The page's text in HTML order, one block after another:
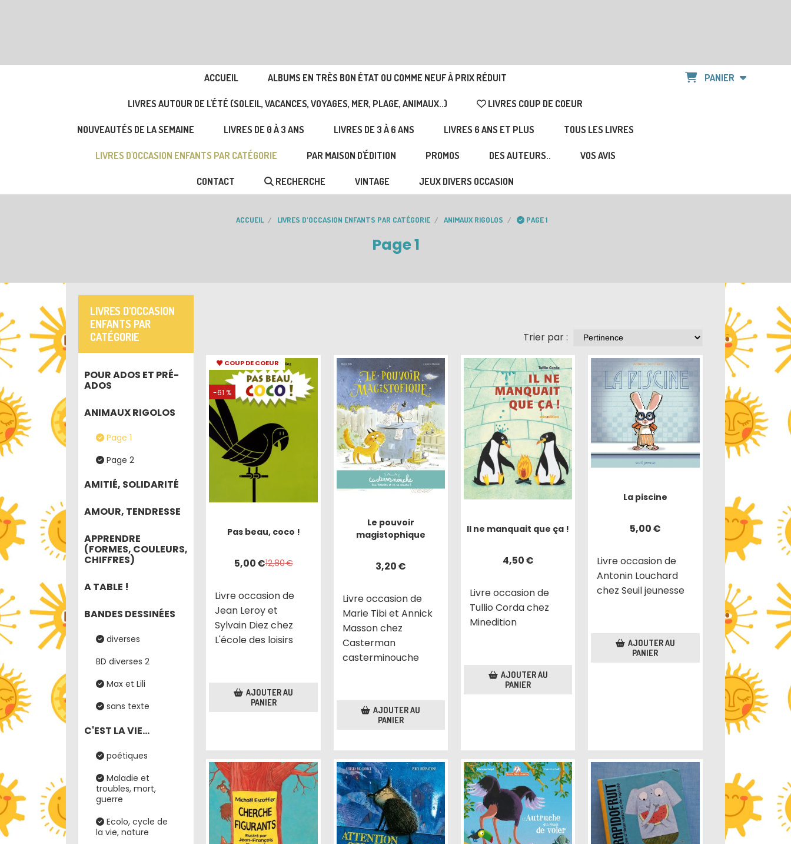
ACCUEIL ALBUMS EN TRÈS BON ÉTAT OU COMME NEUF À PRIX RÉDUIT
LIVRES AUTOUR DE L'ÉTÉ (SOLEIL, VACANCES, VOYAGES, MER, PLAGE, ANIMAUX..) LIVRES COUP DE COEUR
NOUVEAUTÉS DE LA SEMAINE LIVRES DE 0 À 3 ANS LIVRES DE 3 À 6 ANS LIVRES 6 ANS ET PLUS TOUS LES LIVRES
LIVRES D'OCCASION ENFANTS PAR CATÉGORIE PAR MAISON D'ÉDITION PROMOS DES AUTEURS.. VOS AVIS
CONTACT RECHERCHE VINTAGE JEUX DIVERS OCCASION
PANIER
LIVRES D'OCCASION
ENFANTS PAR
CATÉGORIE
POUR ADOS ET PRÉ-
ADOS
ANIMAUX RIGOLOS
Page 1
Page 2
AMITIÉ, SOLIDARITÉ
AMOUR, TENDRESSE
APPRENDRE
(FORMES, COULEURS,
CHIFFRES)
A TABLE !
BANDES DESSINÉES
diverses
BD diverses 2
Max et Lili
sans texte
C'EST LA VIE...
poétiques
Maladie et
troubles, mort,
guerre
Ecolo, cycle de
la vie, nature
ACCUEIL LIVRES D'OCCASION ENFANTS PAR CATÉGORIE ANIMAUX RIGOLOS PAGE 1
Page 1
Trier par :
COUP DE COEUR
-61 %
Pas beau, coco !
5,00€12,80€
Livre occasion de
Jean Leroy et
Sylvain Diez chez
L'école des loisirs
AJOUTER AU
PANIER
Le pouvoir
magistophique
3,20€
Livre occasion de
Marie Tibi et Annick
Masson chez
Casterman
casterminouche
AJOUTER AU
PANIER
Il ne manquait que ça !
4,50€
Livre occasion de
Tullio Corda chez
Minedition
AJOUTER AU
PANIER
La piscine
5,00€
Livre occasion de
Antonin Louchard
chez Seuil jeunesse
AJOUTER AU
PANIER